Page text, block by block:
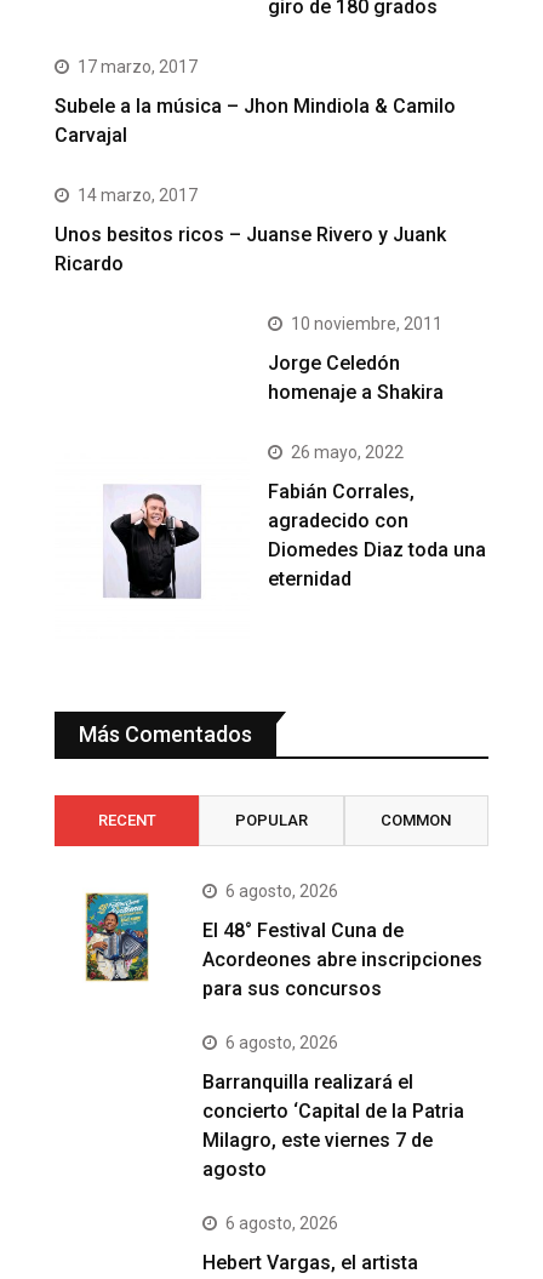
giro de 180 grados
17 marzo, 2017
Subele a la música – Jhon Mindiola & Camilo
Carvajal
14 marzo, 2017
Unos besitos ricos – Juanse Rivero y Juank
Ricardo
10 noviembre, 2011
Jorge Celedón
homenaje a Shakira
26 mayo, 2022
Fabián Corrales,
agradecido con
Diomedes Diaz toda una
eternidad
Más Comentados
RECENT POPULAR COMMON
6 agosto, 2026
El 48° Festival Cuna de
Acordeones abre inscripciones
para sus concursos
6 agosto, 2026
Barranquilla realizará el
concierto ‘Capital de la Patria
Milagro, este viernes 7 de
agosto
6 agosto, 2026
Hebert Vargas, el artista